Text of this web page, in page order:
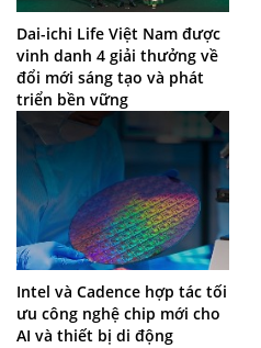
Dai-ichi Life Việt Nam được
vinh danh 4 giải thưởng về
đổi mới sáng tạo và phát
triển bền vững
Intel và Cadence hợp tác tối
ưu công nghệ chip mới cho
AI và thiết bị di động